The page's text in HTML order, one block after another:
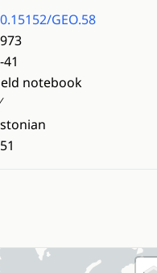
GEO.58
41
notebook